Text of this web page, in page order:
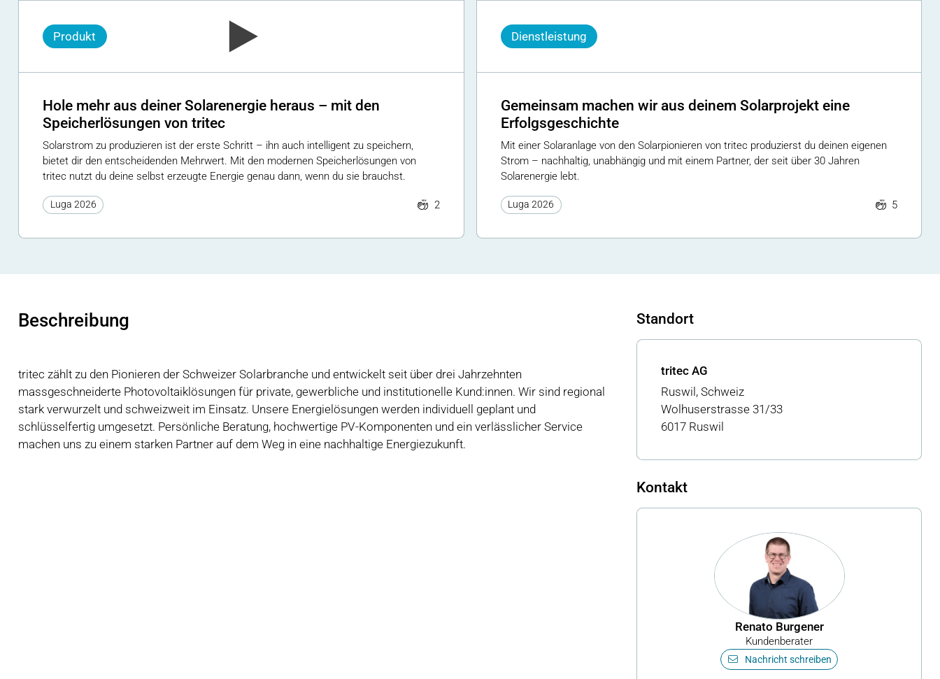
Produkt
Hole mehr aus deiner Solarenergie heraus – mit den
Speicherlösungen von tritec
Solarstrom zu produzieren ist der erste Schritt – ihn auch intelligent zu speichern,
bietet dir den entscheidenden Mehrwert. Mit den modernen Speicherlösungen von
tritec nutzt du deine selbst erzeugte Energie genau dann, wenn du sie brauchst.
Luga 2026 2
Dienstleistung
Gemeinsam machen wir aus deinem Solarprojekt eine
Erfolgsgeschichte
Mit einer Solaranlage von den Solarpionieren von tritec produzierst du deinen eigenen
Strom – nachhaltig, unabhängig und mit einem Partner, der seit über 30 Jahren
Solarenergie lebt.
Luga 2026 5
Beschreibung
tritec zählt zu den Pionieren der Schweizer Solarbranche und entwickelt seit über drei Jahrzehnten
massgeschneiderte Photovoltaiklösungen für private, gewerbliche und institutionelle Kund:innen. Wir sind regional
stark verwurzelt und schweizweit im Einsatz. Unsere Energielösungen werden individuell geplant und
schlüsselfertig umgesetzt. Persönliche Beratung, hochwertige PV-Komponenten und ein verlässlicher Service
machen uns zu einem starken Partner auf dem Weg in eine nachhaltige Energiezukunft.
Standort
tritec AG
Ruswil, Schweiz
Wolhuserstrasse 31/33
6017 Ruswil
Kontakt
Renato Burgener
Kundenberater
Nachricht schreiben